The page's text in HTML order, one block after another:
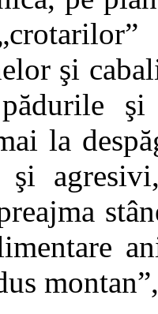
şi
pădurile
la
montan”,